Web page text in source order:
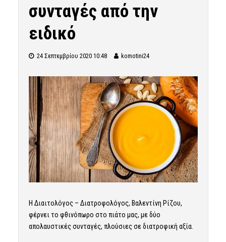
συνταγές από την
ειδικό
24 Σεπτεμβρίου 2020 10:48 komotini24
Η Διαιτολόγος – Διατροφολόγος, Βαλεντίνη Ρίζου,
φέρνει το φθινόπωρο στο πιάτο μας, με δύο
απολαυστικές συνταγές, πλούσιες σε διατροφική αξία.